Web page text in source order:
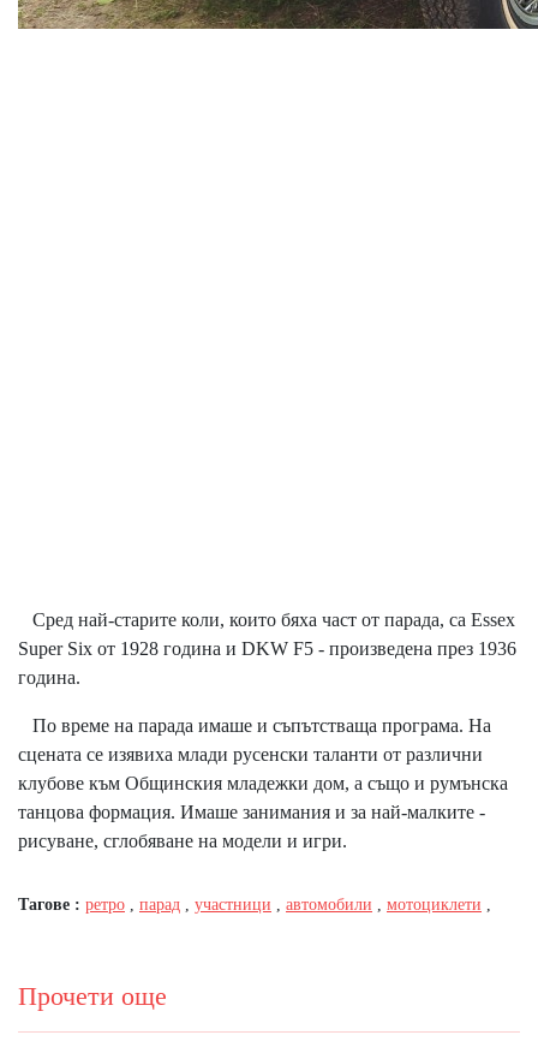
Сред най-старите коли, които бяха част от парада, са Essex
Super Six от 1928 година и DKW F5 - произведена през 1936
година.
По време на парада имаше и съпътстваща програма. На
сцената се изявиха млади русенски таланти от различни
клубове към Общинския младежки дом, а също и румънска
танцова формация. Имаше занимания и за най-малките -
рисуване, сглобяване на модели и игри.
Тагове : ретро парад участници автомобили мотоциклети
Прочети още